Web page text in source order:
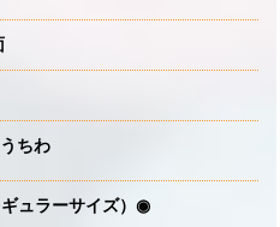
ちわ
ュラーサイズ）◉